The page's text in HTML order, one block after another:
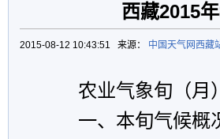
西藏2015
2015-08-12 10:43:51 来源： 中国天气网西藏
农业气象旬（月
一、本旬气候概